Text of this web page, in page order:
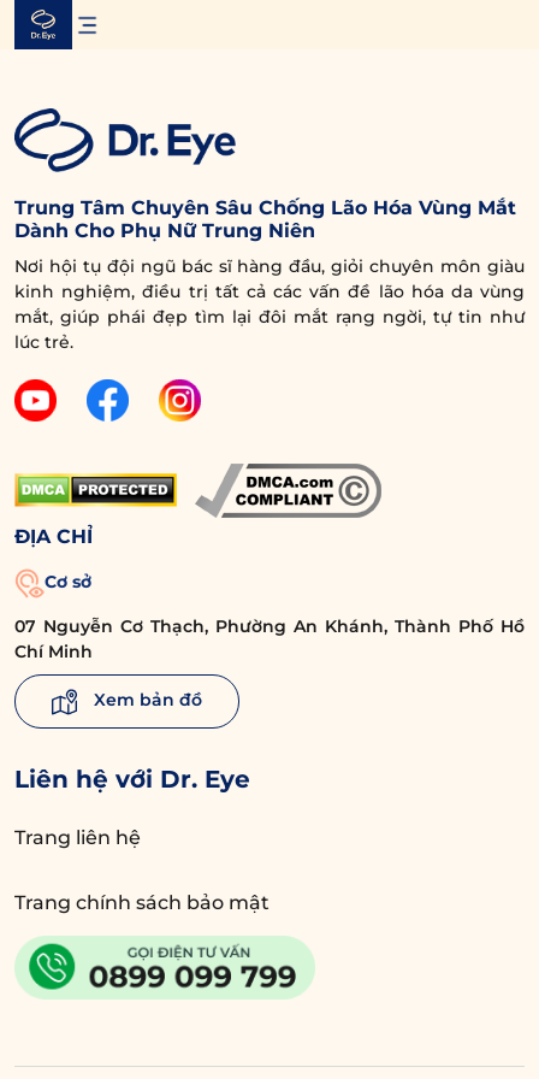
Skip
Trung Tâm Chuyên Sâu Chống Lão Hóa Vùng Mắt
Dành Cho Phụ Nữ Trung Niên
Nơi hội tụ đội ngũ bác sĩ hàng đầu, giỏi chuyên môn giàu
kinh nghiệm, điều trị tất cả các vấn đề lão hóa da vùng
mắt, giúp phái đẹp tìm lại đôi mắt rạng ngời, tự tin như
lúc trẻ.
ĐỊA CHỈ
Cơ sở
07 Nguyễn Cơ Thạch, Phường An Khánh, Thành Phố Hồ
Chí Minh
Xem bản đồ
Liên hệ với Dr. Eye
Trang liên hệ
Trang chính sách bảo mật